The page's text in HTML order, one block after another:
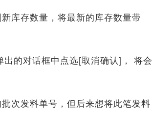
库存数量，将最新的库存数量带
的对话框中点选[取消确认]， 将会
次发料单号，但后来想将此笔发料